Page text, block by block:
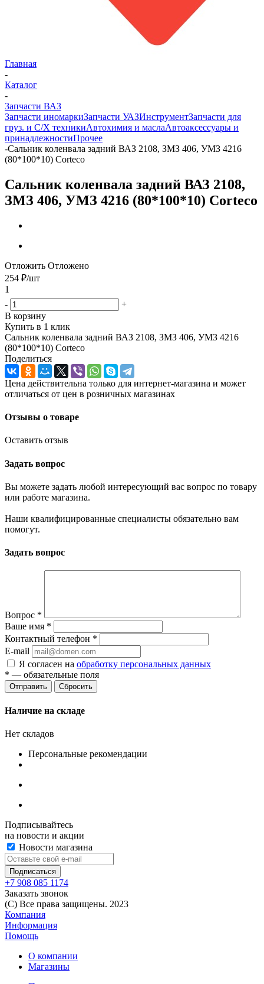
Главная
-
Каталог
-
Запчасти ВАЗ
Запчасти иномаркиЗапчасти УАЗИнструментЗапчасти для
груз. и С/Х техникиАвтохимия и маслаАвтоаксессуары и
принадлежностиПрочее
-Сальник коленвала задний ВАЗ 2108, ЗМЗ 406, УМЗ 4216
(80*100*10) Corteco
Сальник коленвала задний ВАЗ 2108,
ЗМЗ 406, УМЗ 4216 (80*100*10) Corteco
Отложить Отложено
254 ₽/шт
1
-
+
В корзину
Купить в 1 клик
Сальник коленвала задний ВАЗ 2108, ЗМЗ 406, УМЗ 4216
(80*100*10) Corteco
Поделиться
Цена действительна только для интернет-магазина и может
отличаться от цен в розничных магазинах
Отзывы о товаре
Оставить отзыв
Задать вопрос
Вы можете задать любой интересующий вас вопрос по товару
или работе магазина.
Наши квалифицированные специалисты обязательно вам
помогут.
Задать вопрос
Вопрос *
Ваше имя *
Контактный телефон *
E-mail
Я согласен на обработку персональных данных
* — обязательные поля
Сбросить
Наличие на складе
Нет складов
Персональные рекомендации
Подписывайтесь
на новости и акции
Новости магазина
+7 908 085 1174
Заказать звонок
(C) Все права защищены. 2023
Компания
Информация
Помощь
О компании
Магазины